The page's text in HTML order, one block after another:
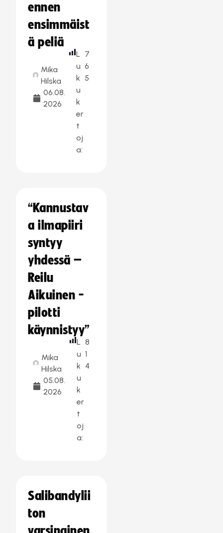
ennen
ensimmäist
ä peliä
Mika
Hilska
06.08.
2026
L
u
k
u
k
er
t
oj
a:
7
6
5
“Kannustav
a ilmapiiri
syntyy
yhdessä –
Reilu
Aikuinen -
pilotti
käynnistyy”
Mika
Hilska
05.08.
2026
L
u
k
u
k
er
t
oj
a:
8
1
4
Salibandylii
ton